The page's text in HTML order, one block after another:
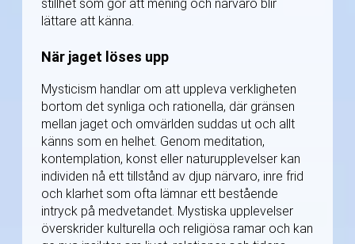
stillhet som gör att mening och närvaro blir
lättare att känna.
När jaget löses upp
Mysticism handlar om att uppleva verkligheten
bortom det synliga och rationella, där gränsen
mellan jaget och omvärlden suddas ut och allt
känns som en helhet. Genom meditation,
kontemplation, konst eller naturupplevelser kan
individen nå ett tillstånd av djup närvaro, inre frid
och klarhet som ofta lämnar ett bestående
intryck på medvetandet. Mystiska upplevelser
överskrider kulturella och religiösa ramar och kan